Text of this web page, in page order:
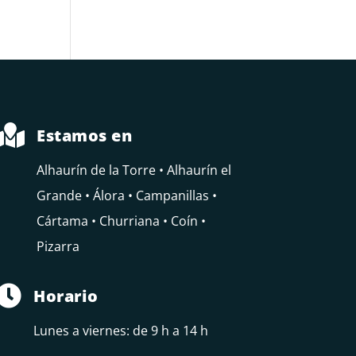
Estamos en
Alhaurín de la Torre • Alhaurín el
Grande • Álora • Campanillas •
Cártama • Churriana • Coín •
Pizarra
Horario
Lunes a viernes: de 9 h a 14 h